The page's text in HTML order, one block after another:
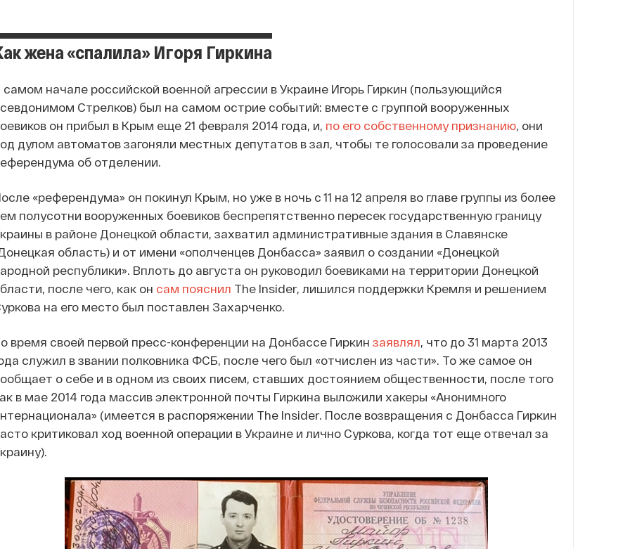
жена «спалила» Игоря Гиркина
самом начале российской военной агрессии в Украине Игорь Гиркин (пользующийся
Стрелков) был на самом острие событий: вместе с группой вооруженных
он прибыл в Крым еще 21 февраля 2014 года, и, по его собственному признанию, они
дулом автоматов загоняли местных депутатов в зал, чтобы те голосовали за проведение
об отделении.
«референдума» он покинул Крым, но уже в ночь с 11 на 12 апреля во главе группы из более
полусотни вооруженных боевиков беспрепятственно пересек государственную границу
в районе Донецкой области, захватил административные здания в Славянске
область) и от имени «ополченцев Донбасса» заявил о создании «Донецкой
республики». Вплоть до августа он руководил боевиками на территории Донецкой
после чего, как он сам пояснил The Insider, лишился поддержки Кремля и решением
на его место был поставлен Захарченко.
время своей первой пресс-конференции на Донбассе Гиркинзаявлял, что до 31 марта 2013
служил в звании полковника ФСБ, после чего был «отчислен из части». То же самое он
о себе и в одном из своих писем, ставших достоянием общественности, после того
в мае 2014 года массив электронной почты Гиркина выложили хакеры «Анонимного
(имеется в распоряжении The Insider. После возвращения с Донбасса Гиркин
критиковал ход военной операции в Украине и лично Суркова, когда тот еще отвечал за